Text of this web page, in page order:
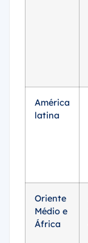
América
latina
Oriente
Médio e
África